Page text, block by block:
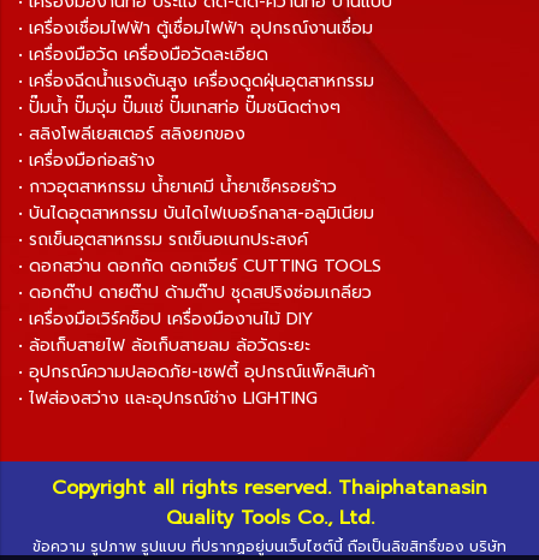
• เครื่องเชื่อมไฟฟ้า ตู้เชื่อมไฟฟ้า อุปกรณ์งานเชื่อม
• เครื่องมือวัด เครื่องมือวัดละเอียด
• เครื่องฉีดน้ำแรงดันสูง เครื่องดูดฝุ่นอุตสาหกรรม
• ปั๊มน้ำ ปั๊มจุ่ม ปั๊มแช่ ปั๊มเทสท่อ ปั๊มชนิดต่างๆ
• สลิงโพลีเยสเตอร์ สลิงยกของ
• เครื่องมือก่อสร้าง
• กาวอุตสาหกรรม น้ำยาเคมี น้ำยาเช็ครอยร้าว
• บันไดอุตสาหกรรม บันไดไฟเบอร์กลาส-อลูมิเนียม
• รถเข็นอุตสาหกรรม รถเข็นอเนกประสงค์
• ดอกสว่าน ดอกกัด ดอกเจียร์ CUTTING TOOLS
• ดอกต๊าป ดายต๊าป ด้ามต๊าป ชุดสปริงซ่อมเกลียว
• เครื่องมือเวิร์คช็อป เครื่องมืองานไม้ DIY
• ล้อเก็บสายไฟ ล้อเก็บสายลม ล้อวัดระยะ
• อุปกรณ์ความปลอดภัย-เซฟตี้ อุปกรณ์แพ็คสินค้า
• ไฟส่องสว่าง และอุปกรณ์ช่าง LIGHTING
Copyright all rights reserved. Thaiphatanasin
Quality Tools Co., Ltd.
ข้อความ รูปภาพ รูปแบบ ที่ปรากฏอยู่บนเว็บไซต์นี้ ถือเป็นลิขสิทธิ์ของ บริษัท